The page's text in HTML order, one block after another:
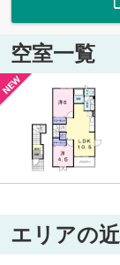
空室一覧
エリアの